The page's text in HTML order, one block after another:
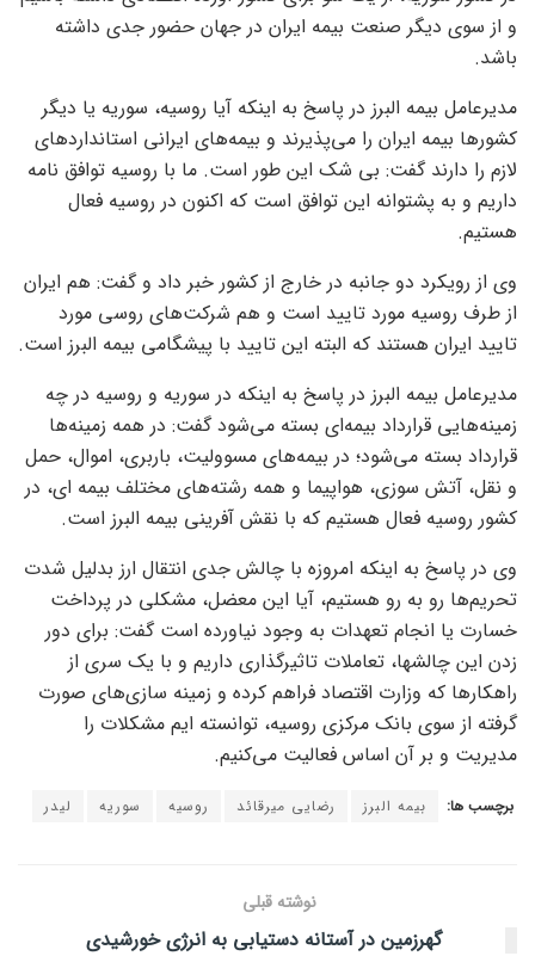
و از سوی دیگر صنعت بیمه ایران در جهان حضور جدی داشته
باشد.
مدیرعامل بیمه البرز در پاسخ به اینکه آیا روسیه، سوریه یا دیگر
کشور‌ها بیمه ایران را می‌پذیرند و بیمه‌های ایرانی استاندارد‌های
لازم را دارند گفت: بی شک این طور است. ما با روسیه توافق نامه
داریم و به پشتوانه این توافق است که اکنون در روسیه فعال
هستیم.
وی از رویکرد دو جانبه در خارج از کشور خبر داد و گفت: هم ایران
از طرف روسیه مورد تایید است و هم شرکت‌های روسی مورد
تایید ایران هستند که البته این تایید با پیشگامی بیمه البرز است.
مدیرعامل بیمه البرز در پاسخ به اینکه در سوریه و روسیه در چه
زمینه‌هایی قرارداد بیمه‌ای بسته می‌شود گفت: در همه زمینه‌ها
قرارداد بسته می‌شود؛ در بیمه‌های مسوولیت، باربری، اموال، حمل
و نقل، آتش سوزی، هواپیما و همه رشته‌های مختلف بیمه ای، در
کشور روسیه فعال هستیم که با نقش آفرینی بیمه البرز است.
وی در پاسخ به اینکه امروزه با چالش جدی انتقال ارز بدلیل شدت
تحریم‌ها رو به رو هستیم، آیا این معضل، مشکلی در پرداخت
خسارت یا انجام تعهدات به وجود نیاورده است گفت: برای دور
زدن این چالشها، تعاملات تاثیرگذاری داریم و با یک سری از
راهکار‌ها که وزارت اقتصاد فراهم کرده و زمینه سازی‌های صورت
گرفته از سوی بانک مرکزی روسیه، توانسته ایم مشکلات را
مدیریت و بر آن اساس فعالیت می‌کنیم.
برچسب ها: بیمه البرز رضایی میرقائد روسیه سوریه لیدر
نوشته قبلی
گهرزمین در آستانه دستیابی به انرژی خورشیدی